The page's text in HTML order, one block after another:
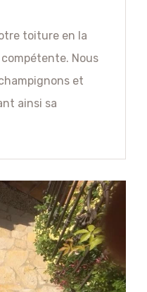
toiture en la
Nous
et
ainsi sa